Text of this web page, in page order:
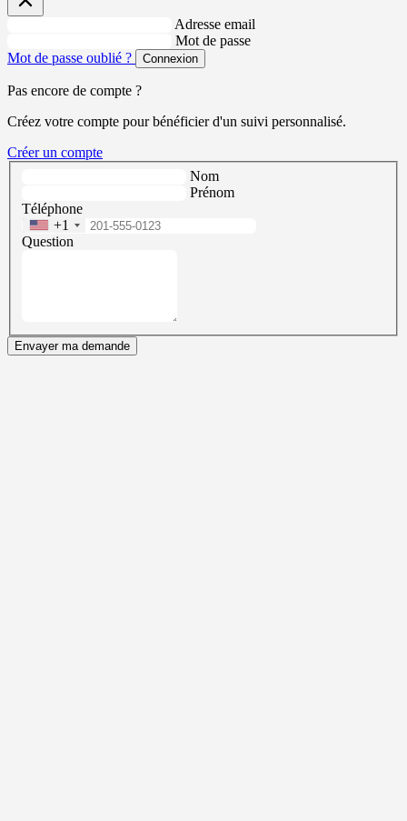
Adresse email
Mot de passe
Mot de passe oublié ?
Connexion
Pas encore de compte ?
Créez votre compte pour bénéficier d'un suivi personnalisé.
Créer un compte
Nom
Prénom
Téléphone
+1
Question
Envayer ma demande